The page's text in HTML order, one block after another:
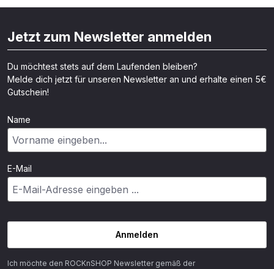
Jetzt zum Newsletter anmelden
Du möchtest stets auf dem Laufenden bleiben?
Melde dich jetzt für unseren Newsletter an und erhalte einen 5€
Gutschein!
Name
E-Mail
Anmelden
Ich möchte den ROCKnSHOP Newsletter gemäß der